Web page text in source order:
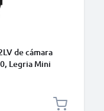
de cámara
Legria Mini